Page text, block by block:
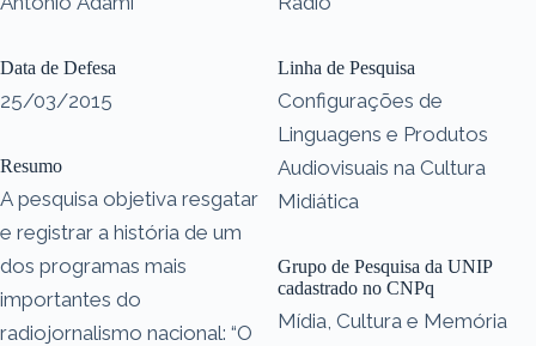
Data de Defesa
25/03/2015
Resumo
A pesquisa objetiva resgatar
e registrar a história de um
dos programas mais
importantes do
radiojornalismo nacional: “O
Linha de Pesquisa
Configurações de
Linguagens e Produtos
Audiovisuais na Cultura
Midiática
Grupo de Pesquisa da UNIP
cadastrado no CNPq
Mídia, Cultura e Memória